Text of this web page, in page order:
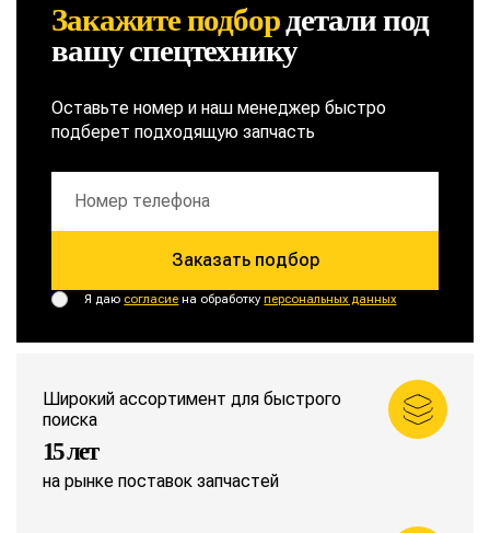
Закажите подбордеталипод
вашу спецтехнику
Оставьте номер и наш менеджер быстро
подберет подходящую запчасть
Заказать подбор
Я даю согласие на обработкуперсональных данных
Широкий ассортимент для быстрого
поиска
15 лет
на рынке поставок запчастей